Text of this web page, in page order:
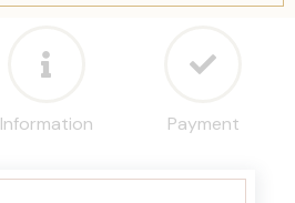
Information Payment